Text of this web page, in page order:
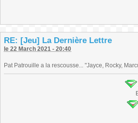
RE: [Jeu] La Dernière Lettre
le 22 March 2021 - 20:40
Pat Patrouille a la rescousse... "Jayce, Rocky,